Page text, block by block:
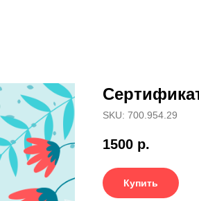
SKU: 700.954.29
1500 р.
Купить